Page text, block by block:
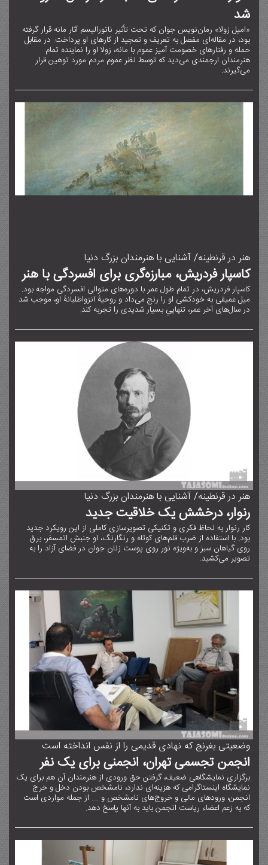
شد
«امیل زولا» رمان‌نویس جوان که تحت تأثیر ناتورالیسم آثار مانه قرار گرفته
بود، در مقاله‌ای مفصل به تعریف و تمجید از کارهای او پرداخت. در مقابل
حمله و رفتارهای خصومت آمیز عموم با مانه، زولا او را نماینده تمام
هنرمندان ارجمندی می‌دید که توسط نظر عموم مردم مورد توهین قرار
می‌گیرند.
هنر در قرنطینه/ آشنایی با هنرمندان بزرگ دنیا
کاسپار فردریش، مبارزه‌گری برای افسردگی با هنر
کاسپار فردریش، در تمام طول عمر با دوره‌های متوالی افسردگی مواجه بود.
میل عمیقی به خودکشی او را رنج می‌داد و روحیۀ انزواطلبانۀ او، موجب شد
در سال‌های آخر عمر، تنهاییِ بسیار شدیدی را تجربه کند.
هنر در قرنطینه/ آشنایی با هنرمندان بزرگ دنیا
رنوار، درخشش یک خلاقیت جدید
کار رنوار به لحاظ فکری و تکنیکی تصویرسازی کاملی از این رویکرد جدید
بود. با استفاده از ضرب قلم‌های کوتاه و رنگارنگ، او جنبش اتمسفر، برق
روی گیاهان سبز و به‌ویژه نور روی پوست زنان جوان در فضای آزاد را به
تصویر می‌کشید.
وضعیتی بغرنج که نهادی قدیمی را از نفس انداخته است
انجمن تجسمی تهران، انجمنی برای یک نفر
برگزاری نمایشگاهی ضعیف، گرفتن حق ورودی از هنرمندان آن هم برای یک
نمایشگاه اینستاگرامی که هزینه‌ای ندارد، نامشخص بودن دخل و خرج
انجمن، ورودهای مالی و خروج‌های نامشخص و .... از جمله مواردی است
که به زعم اعضاء ریاست انجمن باید به آنها پاسخ دهد.